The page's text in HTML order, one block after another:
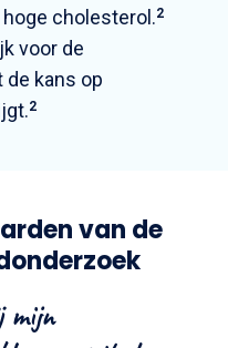
cholesterol.2
voor de
de kans op
2
van de
mijn